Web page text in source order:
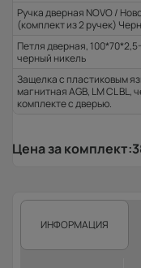
Ручка дверная NOVO /
(комплект из 2 ручек)
Петля дверная,
черный никель
Защелка с пластиковым
магнитная AGB, LM CL BL,
комплекте с дверью.
Цена за комплект:
ИНФОРМАЦИЯ